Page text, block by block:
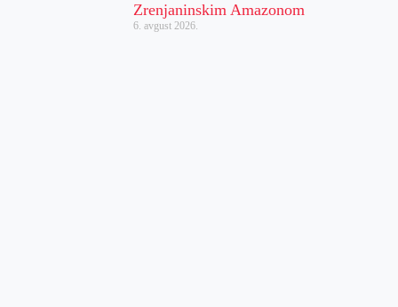
Zrenjaninskim Amazonom
6. avgust 2026.